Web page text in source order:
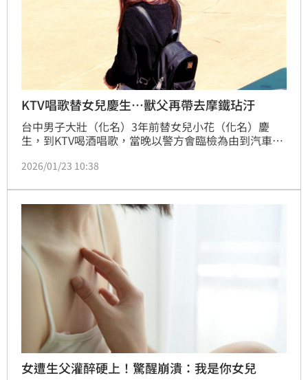
KTV唱歌替女兒慶生…獸父再帶去摩鐵玷汙
台中男子大壯（化名）3年前替女兒小花（化名）慶
生，到KTV喝酒唱歌，當晚以警方會臨檢為由到汽車旅
拒，還脫口「你知道我是你女兒嗎？」仍遭無情侵犯；
處4年有期徒刑，可上訴。
2026/01/23 10:38
女遭生父灌醉硬上！驚醒崩潰：我是你女兒